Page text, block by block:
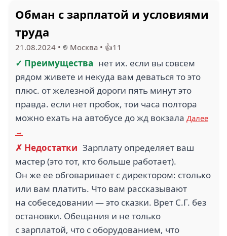
Обман с зарплатой и условиями
труда
21.08.2024 • Москва • 👍11
✓ Преимущества нет их. если вы совсем
рядом живете и некуда вам деваться то это
плюс. от железной дороги пять минут это
правда. если нет пробок, тои часа полтора
можно ехать на автобусе до жд вокзала Далее
→
✗ Недостатки Зарплату определяет ваш
мастер (это тот, кто больше работает).
Он же ее обговаривает с директором: столько
или вам платить. Что вам рассказывают
на собеседовании — это сказки. Врет С.Г. без
остановки. Обещания и не только
с зарплатой, что с оборудованием, что